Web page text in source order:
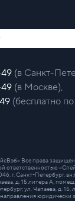
(в Санкт-
(в Москве),
(бесплатно
Все права
ответственностью
г. Санкт-Петербург,
д. 15 литера А,
ул. Чапаева, д. 15,
юридически